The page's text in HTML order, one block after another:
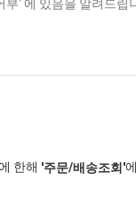
부' 에 있음을 알려드립
한해 '주문/배송조회'